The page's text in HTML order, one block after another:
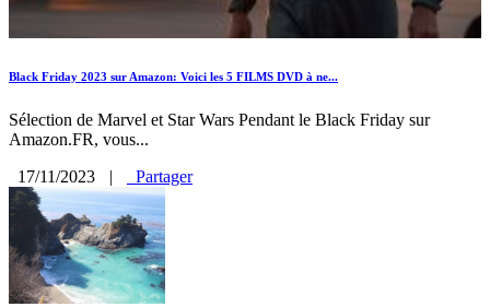
Black Friday 2023 sur Amazon: Voici les 5 FILMS DVD à ne...
Sélection de Marvel et Star Wars Pendant le Black Friday sur
Amazon.FR, vous...
17/11/2023
| Partager